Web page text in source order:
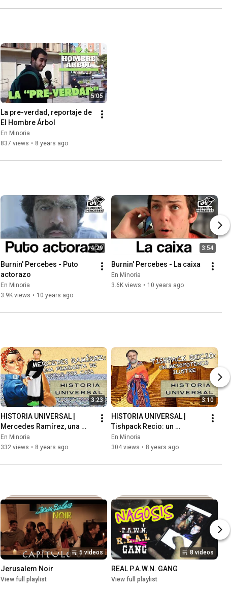
5:05
La pre-verdad, reportaje de
El Hombre Árbol
En Minoria
837 views • 8 years ago
4:29
Burnin' Percebes - Puto
actorazo
En Minoria
3.9K views • 10 years ago
3:54
Burnin' Percebes - La caixa
En Minoria
3.6K views • 10 years ago
3:23
HISTORIA UNIVERSAL |
Mercedes Ramírez, una
feminista de estar por casa
En Minoria
332 views • 8 years ago
3:10
HISTORIA UNIVERSAL |
Tishpack Recio: un
mesopotenco ilustre
En Minoria
304 views • 8 years ago
5 videos
Jerusalem Noir
View full playlist
8 videos
REAL P.A.W.N. GANG
View full playlist